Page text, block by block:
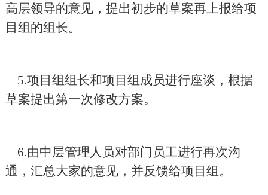
高层领导的意见，提出初步的草案再上报给项
目组的组长。
5.项目组组长和项目组成员进行座谈，根据
草案提出第一次修改方案。
6.由中层管理人员对部门员工进行再次沟
通，汇总大家的意见，并反馈给项目组。